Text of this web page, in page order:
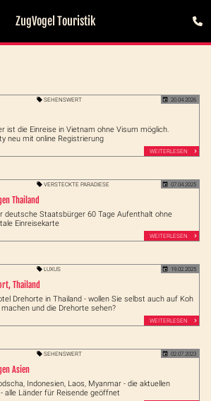
ZugVogel Touristik
SEHENSWERT 20.04.2026
ist die Einreise in Vietnam ohne Visum möglich.
neu mit online Registrierung
WEITERLESEN
VERSTECKTE PARADIESE 07.04.2025
Thailand
deutsche Staatsbürger 60 Tage Aufenthalt ohne
Einreisekarte
WEITERLESEN
LUXUS 19.02.2025
Thailand
Drehorte in Thailand - wollen Sie selbst auch auf Koh
und die Drehorte sehen?
WEITERLESEN
SEHENSWERT 02.07.2023
Asien
Indonesien, Laos, Myanmar - die aktuellen
alle Länder für Reisende geöffnet